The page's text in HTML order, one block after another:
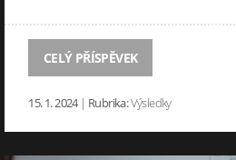
CELÝ PŘÍSPĚVEK
15. 1. 2024 | Rubrika:Výsledky